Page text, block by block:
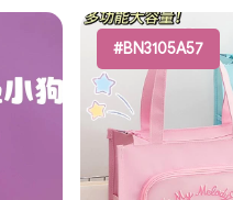
#BN3105A57